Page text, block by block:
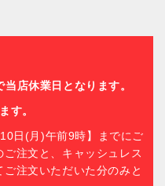
店休業日となります。
す。
日(月)午前9時】までにご
注文と、キャッシュレス
注文いただいた分のみと